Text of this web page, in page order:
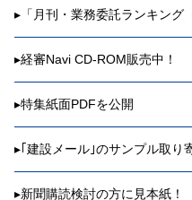
▸ 「月刊・業務委託ランキン
▸経審Navi CD-ROM販売中！
▸特集紙面PDFを公開
▸ ｢建設メール｣のサンプル取り
▸新聞購読検討の方に見本紙！